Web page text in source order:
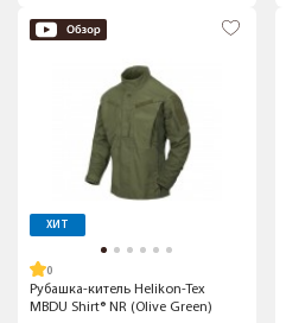
ХИТ
Рубашка-китель Helikon-Tex
MBDU Shirt® NR (Olive Green)